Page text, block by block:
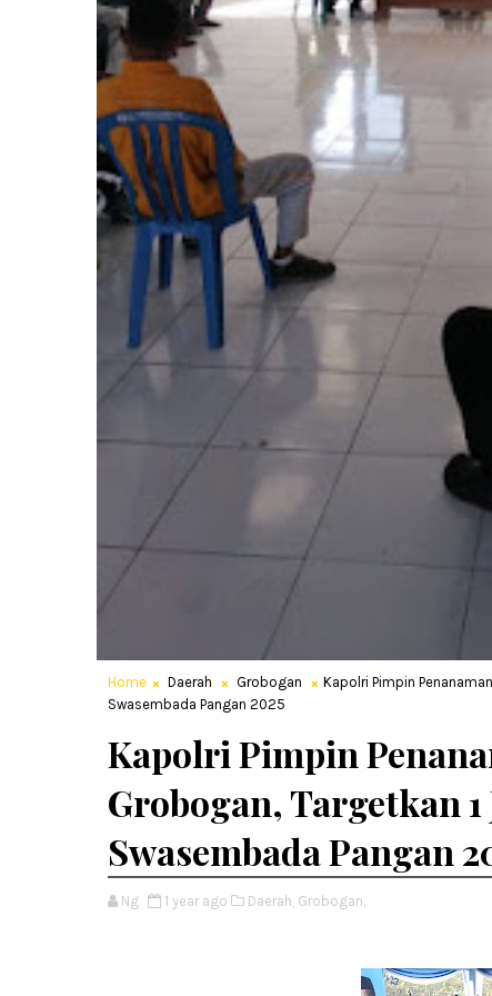
Home Daerah Grobogan
Kapolri Pimpin
Swasembada Pangan 2025
Kapolri Pimpin
Grobogan, Targetkan
Swasembada Pangan
Ng 1 year ago Daerah, Grobogan,